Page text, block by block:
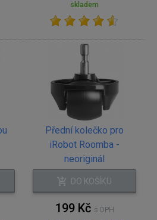
skladem
Přední kolečko pro
iRobot Roomba -
neoriginál
DO KOŠÍKU
199 Kč s DPH